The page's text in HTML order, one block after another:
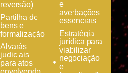
reversão)
Partilha de
bens e
formalização
Alvarás
judiciais
para atos
envolvendo
e
averbações
essenciais
Estratégia
jurídica para
viabilizar
negociação
e